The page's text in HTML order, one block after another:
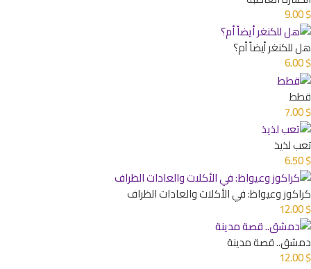
9.00$
هل للكنغر أيضاً أم؟
6.00$
قطط
7.00$
تعب لذيذ
6.50$
كراكوز وعيواظ: في الأكلات والعادات الظراف
12.00$
دمشق.. قصة مدينة
12.00$